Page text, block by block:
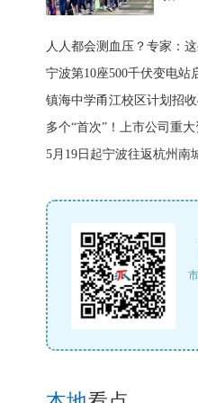
人人都会测血压？专家：
宁波第10座500千伏变电站
镇海中学甬江校区计划招
多个“首次”！上市公司重
5月19日起宁波往返杭州南